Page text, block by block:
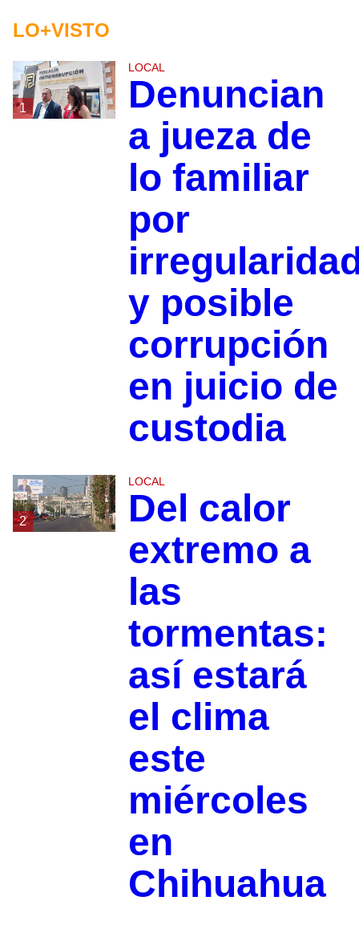
LO+VISTO
1
LOCAL
Denuncian
a jueza de
lo familiar
por
y posible
corrupción
en juicio de
custodia
2
LOCAL
Del calor
extremo a
las
tormentas:
así estará
el clima
este
miércoles
en
Chihuahua